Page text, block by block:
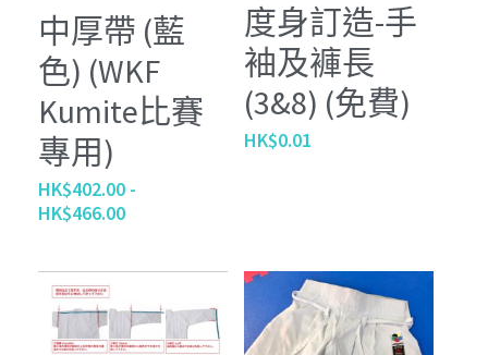
中厚帶 (藍
色) (WKF
Kumite比賽
專用)
HK$402.00 -
HK$466.00
度身訂造-手
袖及褲長
(3&8) (免費)
HK$0.01